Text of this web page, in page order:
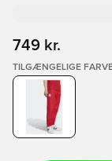
749 kr.
TILGÆNGELIGE